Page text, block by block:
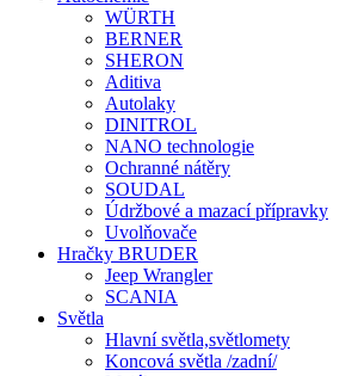
WÜRTH
BERNER
SHERON
Aditiva
Autolaky
DINITROL
NANO technologie
Ochranné nátěry
SOUDAL
Údržbové a mazací přípravky
Uvolňovače
Hračky BRUDER
Jeep Wrangler
SCANIA
Světla
Hlavní světla,světlomety
Koncová světla /zadní/